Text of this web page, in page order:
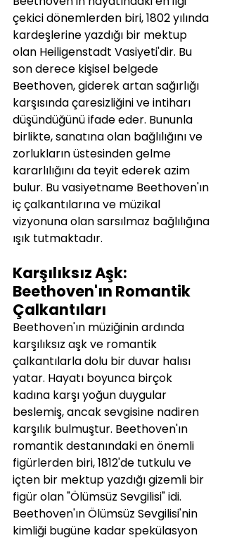
çekici dönemlerden biri, 1802 yılında
kardeşlerine yazdığı bir mektup
olan Heiligenstadt Vasiyeti'dir. Bu
son derece kişisel belgede
Beethoven, giderek artan sağırlığı
karşısında çaresizliğini ve intiharı
düşündüğünü ifade eder. Bununla
birlikte, sanatına olan bağlılığını ve
zorlukların üstesinden gelme
kararlılığını da teyit ederek azim
bulur. Bu vasiyetname Beethoven'ın
iç çalkantılarına ve müzikal
vizyonuna olan sarsılmaz bağlılığına
ışık tutmaktadır.
Karşılıksız Aşk:
Beethoven'ın Romantik
Çalkantıları
Beethoven'ın müziğinin ardında
karşılıksız aşk ve romantik
çalkantılarla dolu bir duvar halısı
yatar. Hayatı boyunca birçok
kadına karşı yoğun duygular
beslemiş, ancak sevgisine nadiren
karşılık bulmuştur. Beethoven'ın
romantik destanındaki en önemli
figürlerden biri, 1812'de tutkulu ve
içten bir mektup yazdığı gizemli bir
figür olan "Ölümsüz Sevgilisi" idi.
Beethoven'ın Ölümsüz Sevgilisi'nin
kimliği bugüne kadar spekülasyon